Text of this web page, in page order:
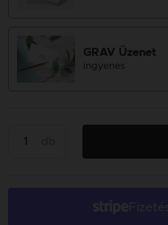
GRAV Üzenet
ingyenes